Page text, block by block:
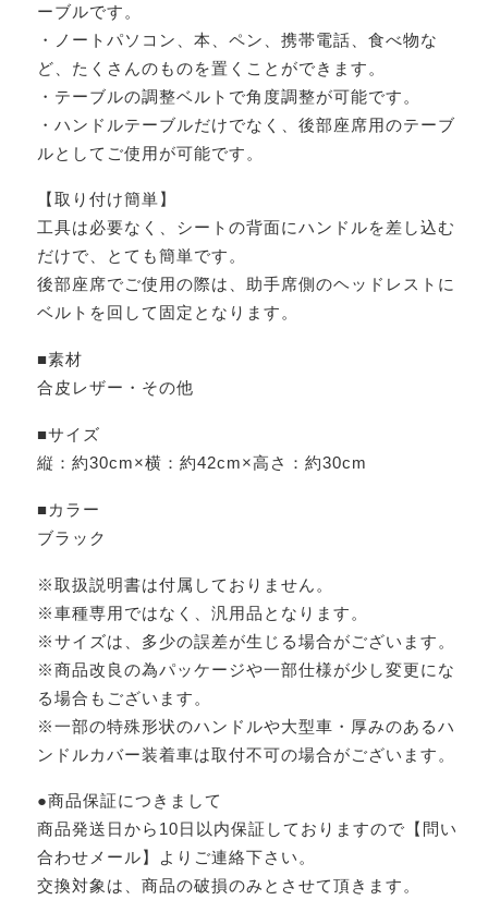
ーブルです。
・ノートパソコン、本、ペン、携帯電話、食べ物な
ど、たくさんのものを置くことができます。
・テーブルの調整ベルトで角度調整が可能です。
・ハンドルテーブルだけでなく、後部座席用のテーブ
ルとしてご使用が可能です。
【取り付け簡単】
工具は必要なく、シートの背面にハンドルを差し込む
だけで、とても簡単です。
後部座席でご使用の際は、助手席側のヘッドレストに
ベルトを回して固定となります。
■素材
合皮レザー・その他
■サイズ
縦：約30cm×横：約42cm×高さ：約30cm
■カラー
ブラック
※取扱説明書は付属しておりません。
※車種専用ではなく、汎用品となります。
※サイズは、多少の誤差が生じる場合がございます。
※商品改良の為パッケージや一部仕様が少し変更にな
る場合もございます。
※一部の特殊形状のハンドルや大型車・厚みのあるハ
ンドルカバー装着車は取付不可の場合がございます。
●商品保証につきまして
商品発送日から10日以内保証しておりますので【問い
合わせメール】よりご連絡下さい。
交換対象は、商品の破損のみとさせて頂きます。